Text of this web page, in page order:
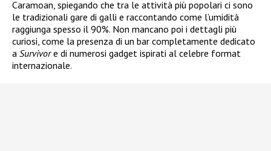
Caramoan, spiegando che tra le attività più popolari ci sono
le tradizionali gare di galli e raccontando come l’umidità
raggiunga spesso il 90%. Non mancano poi i dettagli più
curiosi, come la presenza di un bar completamente dedicato
a Survivore di numerosi gadget ispirati al celebre format
internazionale.